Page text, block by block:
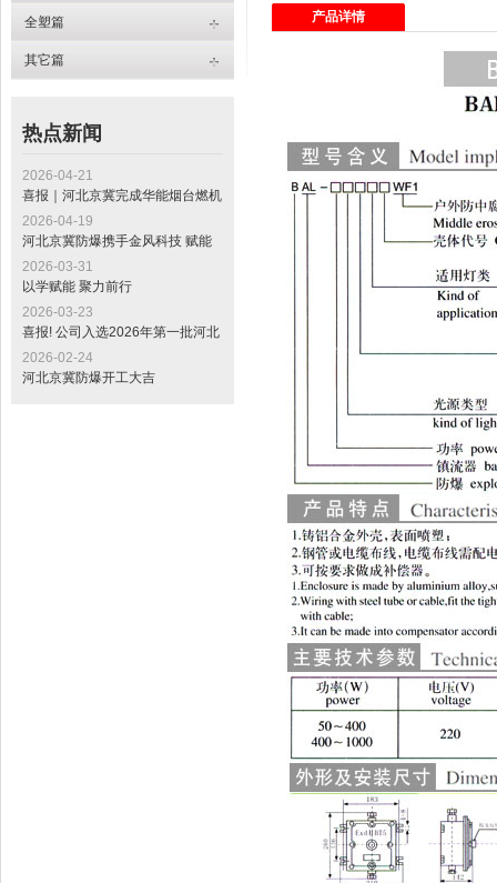
BAD63-系列防爆灯
全塑篇
其它篇
热点新闻
2026-04-21
喜报｜河北京冀完成华能烟台燃机
发电项目电缆桥架交付，助力山东
“十四五” 重点工程建设
2026-04-19
河北京冀防爆携手金风科技 赋能
全球最大绿色甲醇项目标杆工程
2026-03-31
以学赋能 聚力前行
2026-03-23
喜报! 公司入选2026年第一批河北
省专精特新中小企业公示名单
2026-02-24
河北京冀防爆开工大吉
产品详情